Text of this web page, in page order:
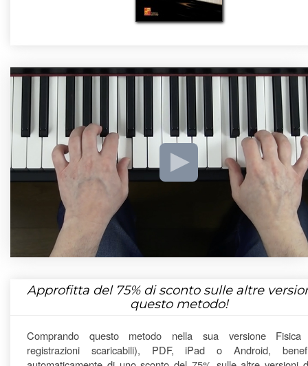
Approfitta del 75%di sconto sulle altre
questo metodo!
Comprando questo metodo nella sua versione Fisica
registrazioni scaricabili), PDF, iPad o Android,